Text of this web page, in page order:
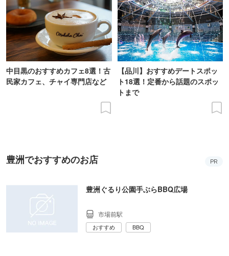
中目黒のおすすめカフェ8選！古
民家カフェ、チャイ専門店など
【品川】おすすめデートスポッ
ト18選！定番から話題のスポッ
トまで
豊洲でおすすめのお店 PR
豊洲ぐるり公園手ぶらBBQ広場
市場前駅
おすすめ BBQ